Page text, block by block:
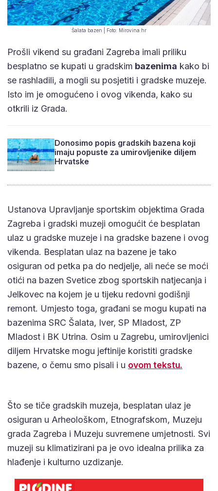
Šalata bazen | Foto: Mirovina.hr
Prošli vikend su građani Zagreba imali priliku
besplatno se kupati u gradskim bazenima kako bi
se rashladili, a mogli su posjetiti i gradske muzeje.
Isto im je omogućeno i ovog vikenda, kako su
otkrili iz Grada.
Donosimo popis gradskih bazena koji
imaju popuste za umirovljenike diljem
Hrvatske
Ustanova Upravljanje sportskim objektima Grada
Zagreba i gradski muzeji omogućit će besplatan
ulaz u gradske muzeje i na gradske bazene i ovog
vikenda. Besplatan ulaz na bazene je tako
osiguran od petka pa do nedjelje, ali neće se moći
otići na bazen Svetice zbog sportskih natjecanja i
Jelkovec na kojem je u tijeku redovni godišnji
remont. Umjesto toga, građani se mogu kupati na
bazenima SRC Šalata, Iver, SP Mladost, ZP
Mladost i BK Utrina. Osim u Zagrebu, umirovljenici
diljem Hrvatske mogu jeftinije koristiti gradske
bazene, o čemu smo pisali i u ovom tekstu.
Što se tiče gradskih muzeja, besplatan ulaz je
osiguran u Arheološkom, Etnografskom, Muzeju
grada Zagreba i Muzeju suvremene umjetnosti. Svi
muzeji su klimatizirani pa je ovo idealna prilika za
hlađenje i kulturno uzdizanje.